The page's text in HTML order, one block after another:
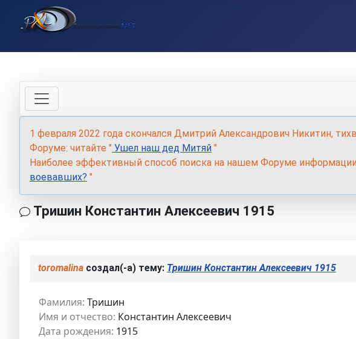
1 февраля 2022 года скончался Дмитрий Александрович Никитин,
Форуме: читайте " Ушел наш дед Митяй "
Наиболее эффективный способ поиска на нашем Форуме
воевавших? "
Тришин Константин Алексеевич 1915
toromalina создал(-а) тему: Тришин Константин Алексеевич 1915
Фамилия: Тришин
Имя и отчество: Константин Алексеевич
Дата рождения: 1915